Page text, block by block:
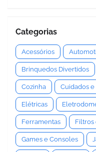
Categorias
Acessórios
Brinquedos Divertidos
Cozinha Cuidados e
Elétricas
Ferramentas Filtros
Games e Consoles